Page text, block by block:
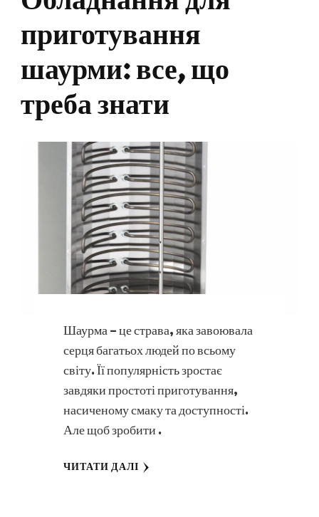
приготування
шаурми: все, що
треба знати
Шаурма – це страва, яка завоювала
серця багатьох людей по всьому
світу. Її популярність зростає
завдяки простоті приготування,
насиченому смаку та доступності.
Але щоб зробити …
ЧИТАТИ ДАЛІ